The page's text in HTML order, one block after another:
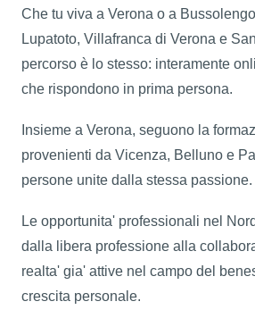
Che tu viva a Verona o a
Lupatoto, Villafranca di Verona e
percorso è lo stesso: interamente
che rispondono in prima persona.
Insieme a Verona, seguono la
provenienti da Vicenza, Belluno e
persone unite dalla stessa passione.
Le opportunita' professionali nel
dalla libera professione alla
realta' gia' attive nel campo del
crescita personale.